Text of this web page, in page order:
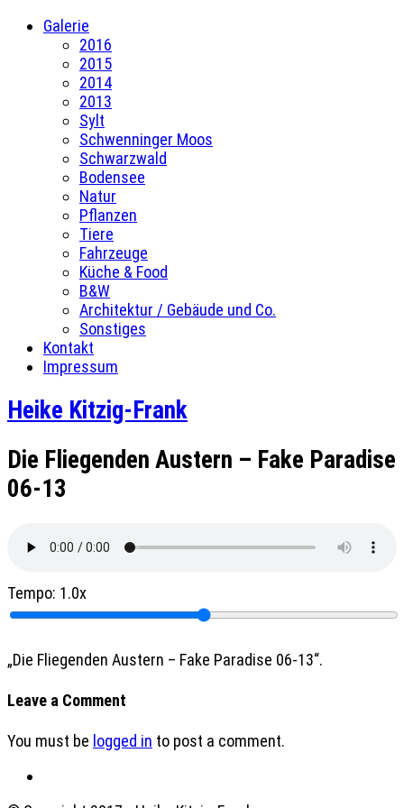
Galerie
2016
2015
2014
2013
Sylt
Schwenninger Moos
Schwarzwald
Bodensee
Natur
Pflanzen
Tiere
Fahrzeuge
Küche & Food
B&W
Architektur / Gebäude und Co.
Sonstiges
Kontakt
Impressum
Heike Kitzig-Frank
Die Fliegenden Austern – Fake Paradise
06-13
Tempo: 1.0x
„Die Fliegenden Austern – Fake Paradise 06-13“.
Leave a Comment
You must be logged in to post a comment.